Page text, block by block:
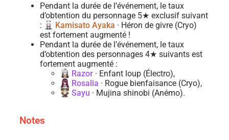
Pendant la durée de l’événement, le taux
d’obtention du personnage 5★ exclusif suivant
:
Kamisato Ayaka · Héron de givre (Cryo)
est fortement augmenté !
Pendant la durée de l’événement, le taux
d’obtention des personnages 4★ suivants est
fortement augmenté :
Razor · Enfant loup (Électro),
Rosalia · Rogue bienfaisance (Cryo),
Sayu · Mujina shinobi (Anémo).
Notes